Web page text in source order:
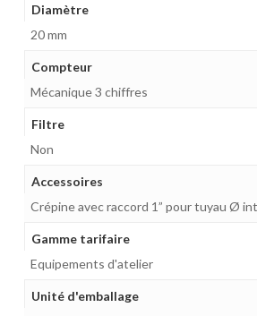
Diamètre
20 mm
Compteur
Mécanique 3 chiffres
Filtre
Non
Accessoires
Crépine avec raccord 1” pour tuyau Ø
Gamme tarifaire
Equipements d'atelier
Unité d'emballage